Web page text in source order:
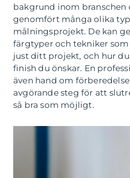
bakgrund inom branschen
genomfört många olika
målningsprojekt. De kan
färgtyper och tekniker som
just ditt projekt, och hur
finish du önskar. En
även hand om
avgörande steg för att
så bra som möjligt.